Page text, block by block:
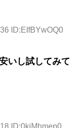
ID:EIfBYwOQ0
いし試してみて
ID:0kiMhmep0